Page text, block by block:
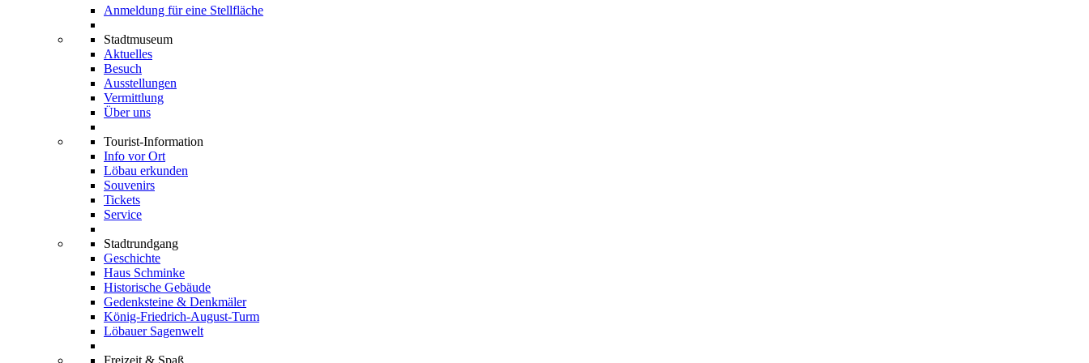
Anmeldung für eine Stellfläche
Stadtmuseum
Aktuelles
Besuch
Ausstellungen
Vermittlung
Über uns
Tourist-Information
Info vor Ort
Löbau erkunden
Souvenirs
Tickets
Service
Stadtrundgang
Geschichte
Haus Schminke
Historische Gebäude
Gedenksteine & Denkmäler
König-Friedrich-August-Turm
Löbauer Sagenwelt
Freizeit & Spaß